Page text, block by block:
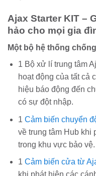
Ajax Starter KIT –
hảo cho mọi gia
Một bộ hệ thống
1 Bộ xử lí trung tâm
hoạt động của tất cả
hiệu báo động đến
có sự đột nhập.
1 Cảm biến chuyển
về trung tâm Hub khi
trong khu vực bảo vệ.
1 Cảm biến cửa từ